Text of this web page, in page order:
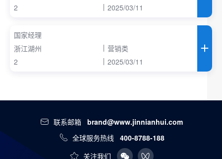
2
2025/03/11
国家经理
浙江湖州
营销类
2
2025/03/11
联系邮箱 brand@www.jinnianhui.com
全球服务热线
400-8788-188
关注我们